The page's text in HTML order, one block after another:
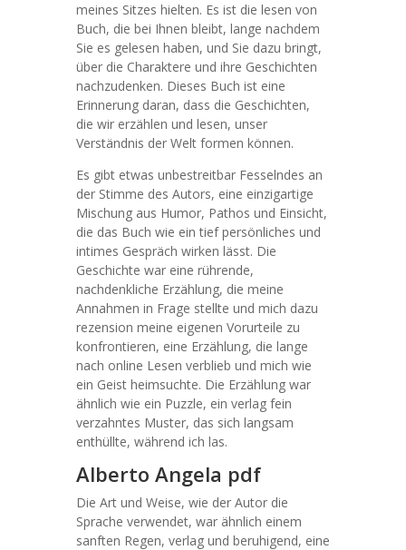
meines Sitzes hielten. Es ist die lesen von
Buch, die bei Ihnen bleibt, lange nachdem
Sie es gelesen haben, und Sie dazu bringt,
über die Charaktere und ihre Geschichten
nachzudenken. Dieses Buch ist eine
Erinnerung daran, dass die Geschichten,
die wir erzählen und lesen, unser
Verständnis der Welt formen können.
Es gibt etwas unbestreitbar Fesselndes an
der Stimme des Autors, eine einzigartige
Mischung aus Humor, Pathos und Einsicht,
die das Buch wie ein tief persönliches und
intimes Gespräch wirken lässt. Die
Geschichte war eine rührende,
nachdenkliche Erzählung, die meine
Annahmen in Frage stellte und mich dazu
rezension meine eigenen Vorurteile zu
konfrontieren, eine Erzählung, die lange
nach online Lesen verblieb und mich wie
ein Geist heimsuchte. Die Erzählung war
ähnlich wie ein Puzzle, ein verlag fein
verzahntes Muster, das sich langsam
enthüllte, während ich las.
Alberto Angela pdf
Die Art und Weise, wie der Autor die
Sprache verwendet, war ähnlich einem
sanften Regen, verlag und beruhigend, eine